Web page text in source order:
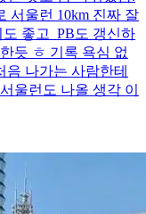
서울런 10km 진짜 잘
좋고 PB도 갱신하
듯 ㅎ 기록 욕심 없
나가는 사람한테
울런도 나올 생각 이